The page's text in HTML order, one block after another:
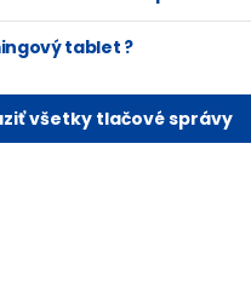
tablet ?
všetky tlačové správy